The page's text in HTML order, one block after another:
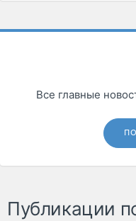
Все главные
Публикации